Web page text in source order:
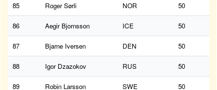
85 Roger Sørli NOR 50
86 Aegir Bjornsson ICE 50
87 Bjarne Iversen DEN 50
88 Igor Dzazokov RUS 50
89 Robin Larsson SWE 50